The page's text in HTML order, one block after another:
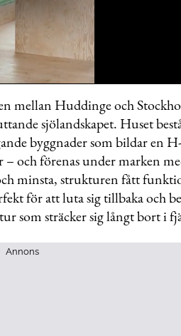
mellan Huddinge och
sjölandskapet. Huset
byggnader som ­bildar en
och förenas under marken
minsta, ­strukturen fått
för att luta sig tillbaka och
som sträcker sig långt bort i
Annons